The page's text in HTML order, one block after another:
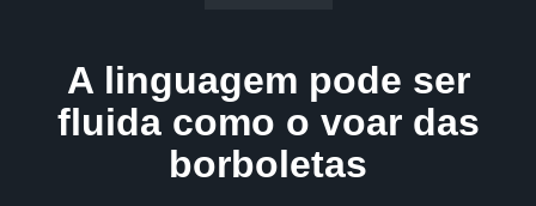
A linguagem pode ser
fluida como o voar das
borboletas